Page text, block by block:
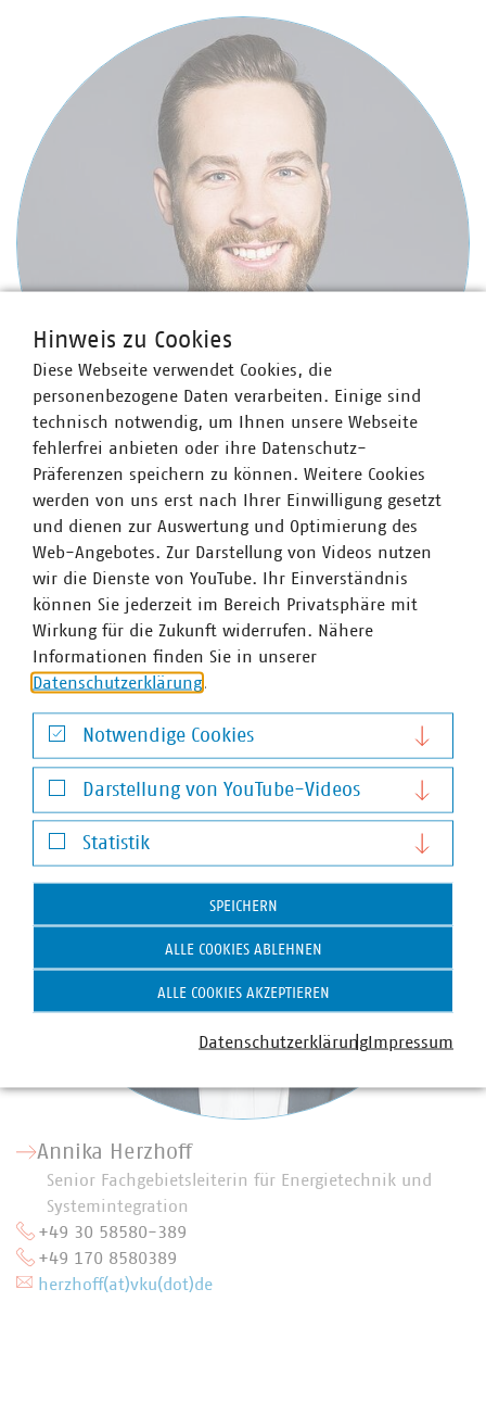
Jan Wullenweber
Bereichsleiter Energiesystem und Energieerzeugung
+49 30 58580-380
+49 170 8580380
wullenweber(at)vku(dot)de
Annika Herzhoff
Senior Fachgebietsleiterin für Energietechnik und
Systemintegration
+49 30 58580-389
+49 170 8580389
herzhoff(at)vku(dot)de
Hinweis zu Cookies
Diese Webseite verwendet Cookies, die
personenbezogene Daten verarbeiten. Einige sind
technisch notwendig, um Ihnen unsere Webseite
fehlerfrei anbieten oder ihre Datenschutz-
Präferenzen speichern zu können. Weitere Cookies
werden von uns erst nach Ihrer Einwilligung gesetzt
und dienen zur Auswertung und Optimierung des
Web-Angebotes. Zur Darstellung von Videos nutzen
wir die Dienste von YouTube. Ihr Einverständnis
können Sie jederzeit im Bereich Privatsphäre mit
Wirkung für die Zukunft widerrufen. Nähere
Informationen finden Sie in unserer
Datenschutzerklärung.
Notwendige Cookies
Notwendige Cookies
Darstellung von YouTube-Videos
Darstellung von YouTube-Videos
Statistik
Statistik
SPEICHERN
ALLE COOKIES ABLEHNEN
ALLE COOKIES AKZEPTIEREN
DatenschutzerklärungImpressum